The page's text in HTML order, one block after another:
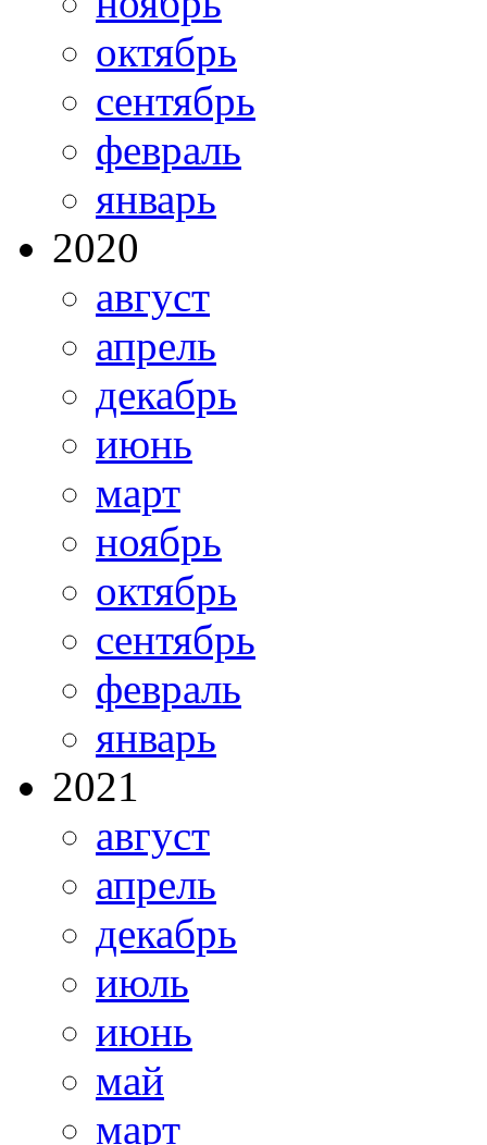
октябрь
сентябрь
февраль
январь
2020
август
апрель
декабрь
июнь
март
ноябрь
октябрь
сентябрь
февраль
январь
2021
август
апрель
декабрь
июль
июнь
май
март